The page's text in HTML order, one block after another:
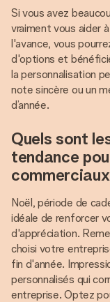
Si vous avez
vraiment vous aider
l'avance, vous
d'options et
la personnalisation
note sincère ou un
d’année.
Quels sont
tendance
Noël, période de
idéale de renforcer
d'appréciation.
choisi votre
fin d'année.
personnalisés qui
entreprise. Optez